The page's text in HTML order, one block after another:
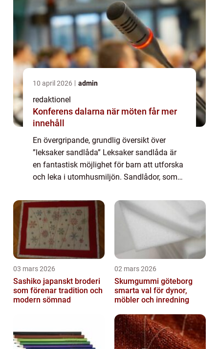
10 april 2026 admin
redaktionel
Konferens dalarna när möten får mer
innehåll
En övergripande, grundlig översikt över
”leksaker sandlåda” Leksaker sandlåda är
en fantastisk möjlighet för barn att utforska
och leka i utomhusmiljön. Sandlådor, som
erbjuder en plats där barn kan...
03 mars 2026
Sashiko japanskt broderi
som förenar tradition och
modern sömnad
02 mars 2026
Skumgummi göteborg
smarta val för dynor,
möbler och inredning